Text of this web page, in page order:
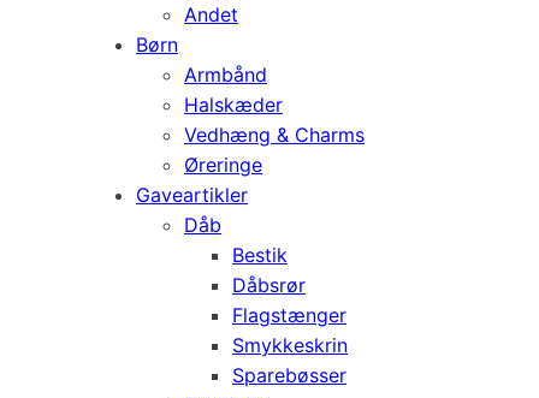
Andet
Børn
Armbånd
Halskæder
Vedhæng & Charms
Øreringe
Gaveartikler
Dåb
Bestik
Dåbsrør
Flagstænger
Smykkeskrin
Sparebøsser